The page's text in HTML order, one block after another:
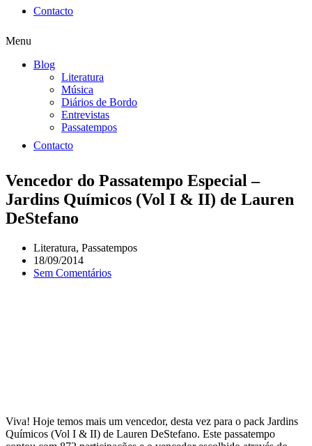
Contacto
Menu
Blog
Literatura
Música
Diários de Bordo
Entrevistas
Passatempos
Contacto
Vencedor do Passatempo Especial –
Jardins Químicos (Vol I & II) de Lauren
DeStefano
Literatura, Passatempos
18/09/2014
Sem Comentários
Viva! Hoje temos mais um vencedor, desta vez para o pack Jardins
Químicos (Vol I & II) de Lauren DeStefano. Este passatempo